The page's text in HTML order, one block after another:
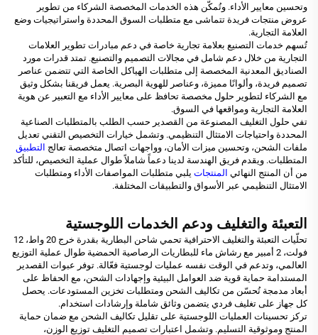
وتحسين معايير الأداء. وتُمكّن هذه الخدمات المخصصة الشركاء من تطوير
عروض منتجات فريدة تتماشى مع متطلبات السوق المحددة واستراتيجيات وضع
العلامة التجارية.
تُسهم خدمات التصنيع بعلامة تجارية خاصة في دعم مبادرات تطوير العلامات
التجارية من خلال دعم شامل في مجالات التصميم والتصنيع. تمتد قدرات مورد
الصناديق المعدنية المخصصة إلى متطلبات الهياكل الخاصة التي تتضمن عناصر
تصميم فريدة، وألوانًا مميزة، وعناصر للهوية البصرية. يعمل فريقنا بشكل وثيق
مع الشركاء لتطوير حلول مخصصة تحافظ على معايير الأداء مع التعبير عن هوية
العلامة التجارية ومواقعها في السوق.
تفي حلول التغليف المصنوعة من القصدير حسب الطلب بالمتطلبات الصناعية
المحددة واحتياجات الامتثال التنظيمي. وتشمل خيارات التخصيص التقني تعديل
ملفات الشحن، وتحسين ميزات الأمان، وواجهات اتصال متخصصة تعالج التطبيق
المتطلبات. ويقدم فريق الهندسة لدينا دعماً شاملاً طوال عملية التخصيص، للتأكد
من أن المنتج النهائي المنتجات يلبي متطلبات المواصفات الأداء ومتطلبات
الامتثال التنظيمي عبر الأسواق والتطبيقات المختلفة.
التعبئة والتغليف ودعم الخدمات اللوجستية
تحلّيات التعبئة والتغليف الاحترافية تحمي شاحن البطارية بقدرة خرج 20 واط، 12
فولت، 2 أمبير مع رشاش ماء للبطاريات الرصاصية الحمضية طوال عملية التوزيع
العالمي، وتدعم في الوقت نفسه عمليات لوجستية فعّالة. توفر عبوات القصدير
المستدامة حماية قوية ضد العوامل البيئية وإجهادات الشحن، مع الحفاظ على
أبعاد مدمجة تُحسّن من تكاليف الشحن ومتطلبات تخزين المستودعات. يحصل
كل جهاز على تغليف فردي يتضمن وثائق شاملة وإرشادات استخدام.
تركز تحسينات العمليات اللوجستية على تقليل تكاليف الشحن مع ضمان حماية
المنتج وموثوقية التسليم. وتشمل اعتبارات تصميم التغليف توزيع الوزن،